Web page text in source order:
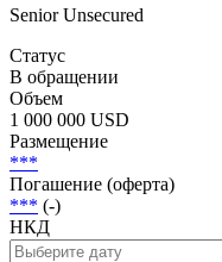
Senior Unsecured
Статус
В обращении
Объем
1 000 000 USD
Размещение
***
Погашение (оферта)
*** (-)
НКД